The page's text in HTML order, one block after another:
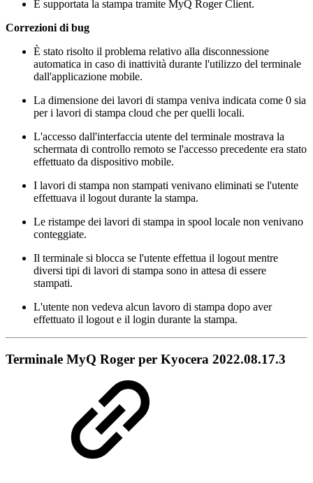
È supportata la stampa tramite MyQ Roger Client.
Correzioni di bug
È stato risolto il problema relativo alla disconnessione
automatica in caso di inattività durante l'utilizzo del terminale
dall'applicazione mobile.
La dimensione dei lavori di stampa veniva indicata come 0 sia
per i lavori di stampa cloud che per quelli locali.
L'accesso dall'interfaccia utente del terminale mostrava la
schermata di controllo remoto se l'accesso precedente era stato
effettuato da dispositivo mobile.
I lavori di stampa non stampati venivano eliminati se l'utente
effettuava il logout durante la stampa.
Le ristampe dei lavori di stampa in spool locale non venivano
conteggiate.
Il terminale si blocca se l'utente effettua il logout mentre
diversi tipi di lavori di stampa sono in attesa di essere
stampati.
L'utente non vedeva alcun lavoro di stampa dopo aver
effettuato il logout e il login durante la stampa.
Terminale MyQ Roger per Kyocera 2022.08.17.3